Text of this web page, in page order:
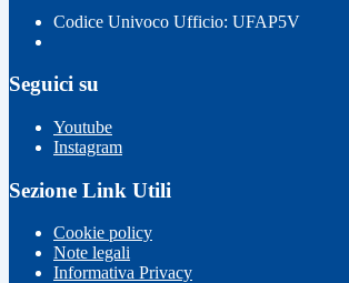
Codice Univoco Ufficio: UFAP5V
Seguici su
Youtube
Instagram
Sezione Link Utili
Cookie policy
Note legali
Informativa Privacy